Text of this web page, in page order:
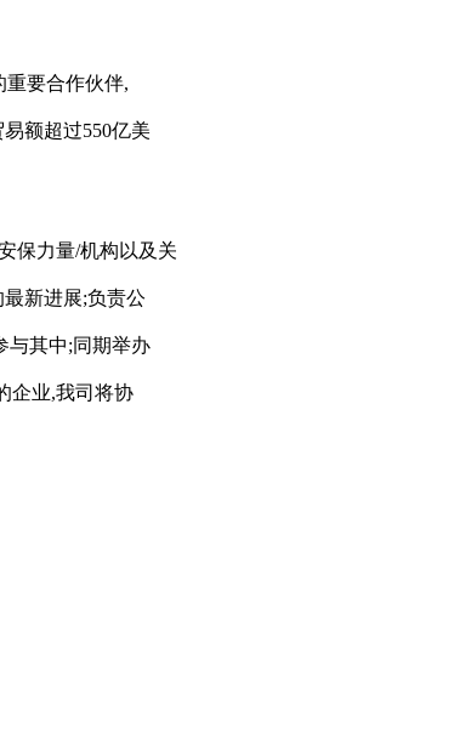
重要合作伙伴,
额超过550亿美
保力量/机构以及关
新进展;负责公
与其中;同期举办
企业,我司将协